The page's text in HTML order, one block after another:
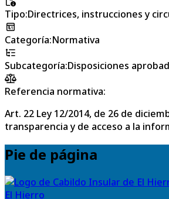
Tipo:Directrices, instrucciones y
Categoría:Normativa
Subcategoría:Disposiciones
Referencia normativa:
Art. 22 Ley 12/2014, de 26 de
transparencia y de acceso a la
Pie de página
El Hierro